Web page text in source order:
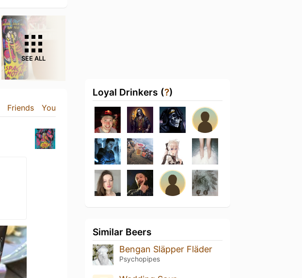
SEE ALL
Friends You
Loyal Drinkers (?)
Similar Beers
Bengan Släpper Fläder
Psychopipes